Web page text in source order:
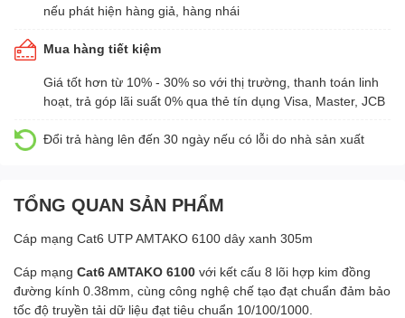
nếu phát hiện hàng giả, hàng nhái
Mua hàng tiết kiệm
Giá tốt hơn từ 10% - 30% so với thị trường, thanh toán linh
hoạt, trả góp lãi suất 0% qua thẻ tín dụng Visa, Master, JCB
Đổi trả hàng lên đến 30 ngày nếu có lỗi do nhà sản xuất
TỔNG QUAN SẢN PHẨM
Cáp mạng Cat6 UTP AMTAKO 6100 dây xanh 305m
Cáp mạng Cat6 AMTAKO 6100 với kết cấu 8 lõi hợp kim đồng
đường kính 0.38mm, cùng công nghệ chế tạo đạt chuẩn đảm bảo
tốc độ truyền tải dữ liệu đạt tiêu chuẩn 10/100/1000.